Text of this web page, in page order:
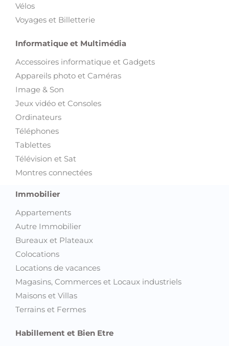
Vélos
Voyages et Billetterie
Informatique et Multimédia
Accessoires informatique et Gadgets
Appareils photo et Caméras
Image & Son
Jeux vidéo et Consoles
Ordinateurs
Téléphones
Tablettes
Télévision et Sat
Montres connectées
Immobilier
Appartements
Autre Immobilier
Bureaux et Plateaux
Colocations
Locations de vacances
Magasins, Commerces et Locaux industriels
Maisons et Villas
Terrains et Fermes
Habillement et Bien Etre